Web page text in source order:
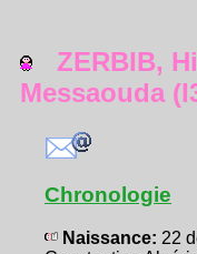
ZERBIB,
Messaouda
Chronologie
Naissance: 22